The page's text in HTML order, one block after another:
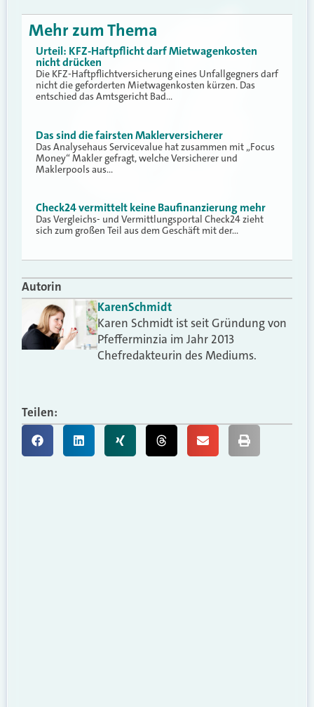
Mehr zum Thema
Urteil: KFZ-Haftpflicht darf Mietwagenkosten
nicht drücken
Die KFZ-Haftpflichtversicherung eines Unfallgegners darf
nicht die geforderten Mietwagenkosten kürzen. Das
entschied das Amtsgericht Bad…
Das sind die fairsten Maklerversicherer
Das Analysehaus Servicevalue hat zusammen mit „Focus
Money“ Makler gefragt, welche Versicherer und
Maklerpools aus…
Check24 vermittelt keine Baufinanzierung mehr
Das Vergleichs- und Vermittlungsportal Check24 zieht
sich zum großen Teil aus dem Geschäft mit der…
Autorin
KarenSchmidt
Karen Schmidt ist seit Gründung von
Pfefferminzia im Jahr 2013
Chefredakteurin des Mediums.
Teilen: